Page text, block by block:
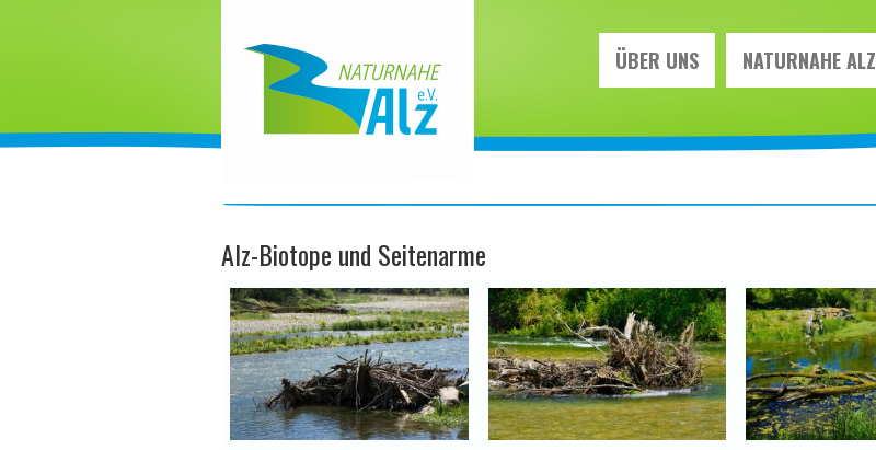
ÜBER UNS NATURNAHE ALZ
Alz-Biotope und Seitenarme